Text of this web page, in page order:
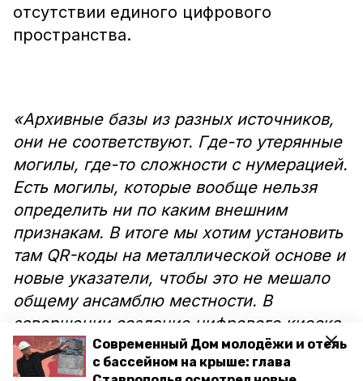
Современный Дом молодёжи и отель
с бассейном на крыше: глава
отсутствии единого цифрового
пространства.
«Архивные базы из разных источников,
они не соответствуют. Где-то утерянные
могилы, где-то сложности с нумерацией.
Есть могилы, которые вообще нельзя
определить ни по каким внешним
признакам. В итоге мы хотим установить
там QR-коды на металлической основе и
новые указатели, чтобы это не мешало
общему ансамблю местности. В
завершении создание цифрового киоска,
с картой и основной информацией о
людях, которые там захоронены.